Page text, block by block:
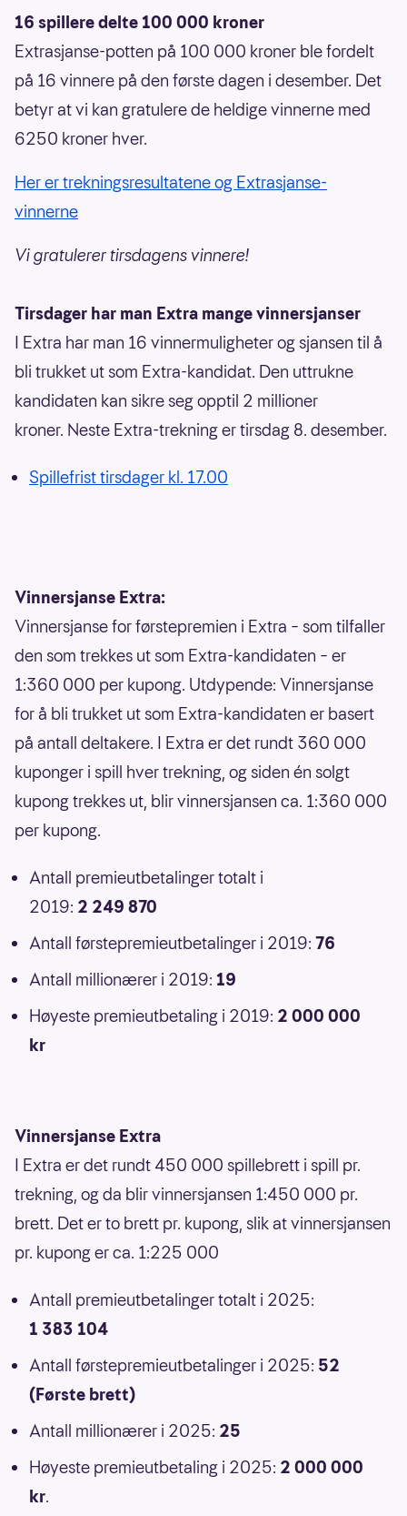
16 spillere delte 100 000 kroner
Extrasjanse-potten på 100 000 kroner ble fordelt
på 16 vinnere på den første dagen i desember. Det
betyr at vi kan gratulere de heldige vinnerne med
6250 kroner hver.
Her er trekningsresultatene og Extrasjanse-
vinnerne
Vi gratulerer tirsdagens vinnere!
Tirsdager har man Extra mange vinnersjanser
I Extra har man 16 vinnermuligheter og sjansen til å
bli trukket ut som Extra-kandidat. Den uttrukne
kandidaten kan sikre seg opptil 2 millioner
kroner. Neste Extra-trekning er tirsdag 8. desember.
Spillefrist tirsdager kl. 17.00
Vinnersjanse Extra:
Vinnersjanse for førstepremien i Extra – som tilfaller
den som trekkes ut som Extra-kandidaten – er
1:360 000 per kupong. Utdypende: Vinnersjanse
for å bli trukket ut som Extra-kandidaten er basert
på antall deltakere. I Extra er det rundt 360 000
kuponger i spill hver trekning, og siden én solgt
kupong trekkes ut, blir vinnersjansen ca. 1:360 000
per kupong.
Antall premieutbetalinger totalt i
2019: 2 249 870
Antall førstepremieutbetalinger i 2019: 76
Antall millionærer i 2019: 19
Høyeste premieutbetaling i 2019: 2 000 000
kr
Vinnersjanse Extra
I Extra er det rundt 450 000 spillebrett i spill pr.
trekning, og da blir vinnersjansen 1:450 000 pr.
brett. Det er to brett pr. kupong, slik at vinnersjansen
pr. kupong er ca. 1:225 000
Antall premieutbetalinger totalt i 2025:
1 383 104
Antall førstepremieutbetalinger i 2025: 52
(Første brett)
Antall millionærer i 2025: 25
Høyeste premieutbetaling i 2025: 2 000 000
kr.